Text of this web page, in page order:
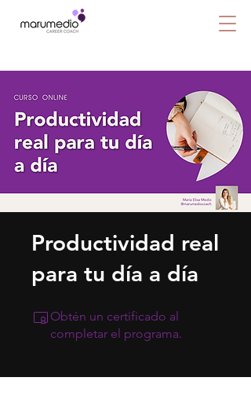
Productividad real
para tu día a día
Obtén un certificado al
completar el programa.